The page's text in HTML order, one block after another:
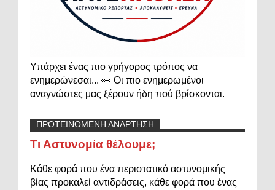
Υπάρχει ένας πιο γρήγορος τρόπος να
ενημερώνεσαι... 👀 Οι πιο ενημερωμένοι
αναγνώστες μας ξέρουν ήδη πού βρίσκονται.
ΠΡΟΤΕΙΝΟΜΕΝΗ ΑΝΑΡΤΗΣΗ
Τι Αστυνομία θέλουμε;
Κάθε φορά που ένα περιστατικό αστυνομικής
βίας προκαλεί αντιδράσεις, κάθε φορά που ένας